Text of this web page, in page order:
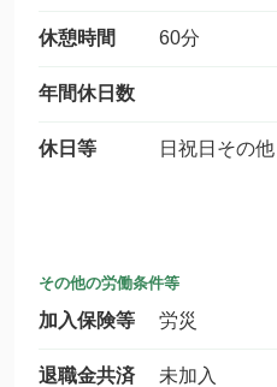
休憩時間 60分
年間休日数
休日等 日祝日その他
その他の労働条件等
加入保険等 労災
退職金共済 未加入